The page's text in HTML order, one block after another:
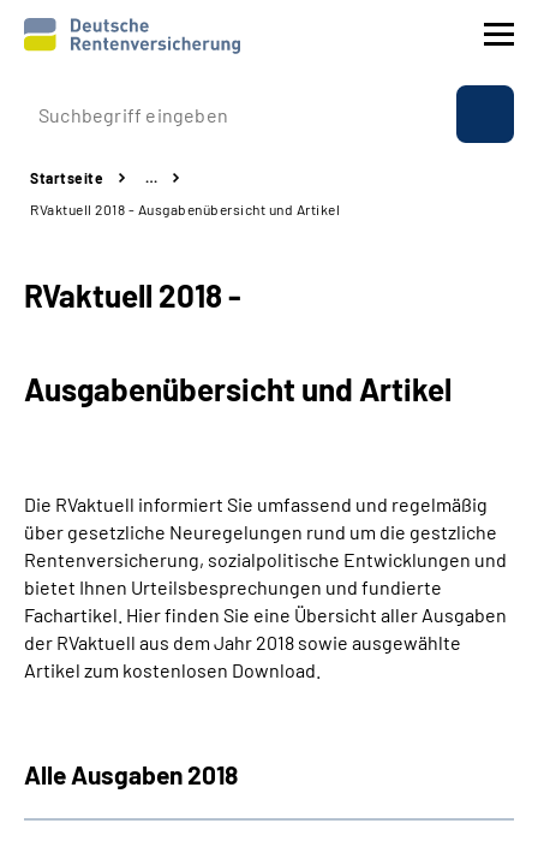
Prävention
Reha
Experten
Online-Services
Suche
Language
Leichte Sprache
Startseite
…
RVaktuell 2018 - Ausgabenübersicht und Artikel
RVaktuell 2018 -
Ausgabenübersicht und Artikel
Die RVaktuell informiert Sie umfassend und regelmäßig
über gesetzliche Neuregelungen rund um die gestzliche
Rentenversicherung, sozialpolitische Entwicklungen und
bietet Ihnen Urteilsbesprechungen und fundierte
Fachartikel. Hier finden Sie eine Übersicht aller Ausgaben
der RVaktuell aus dem Jahr 2018 sowie ausgewählte
Artikel zum kostenlosen Download.
Alle Ausgaben 2018